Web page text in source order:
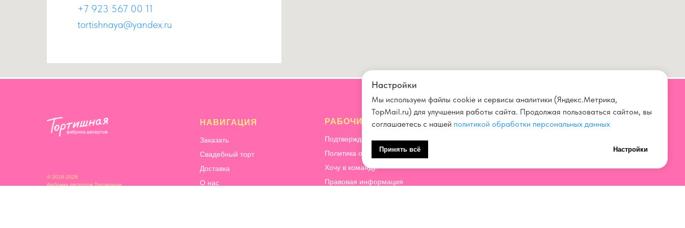
+7 923 567 00 11
tortishnaya@yandex.ru
РАБОЧИЕ ВОПРОСЫ
Подтверждение и отмена заказа
Политика обработки персональных данных
Хочу в команду!
Правовая информация
НАВИГАЦИЯ
Заказать
Свадебный торт
Доставка
О нас
© 2018-2026
фабрика десертов Тортишная
СВЯЗАТЬСЯ С НАМИ
Настройки
Мы используем файлы cookie и сервисы аналитики (Яндекс.Метрика,
TopMail.ru) для улучшения работы сайта. Продолжая пользоваться сайтом, вы
соглашаетесь с нашей политикой обработки персональных данных
Принять всё Настройки